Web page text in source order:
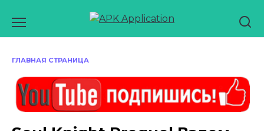
содержанию
ГЛАВНАЯ СТРАНИЦА